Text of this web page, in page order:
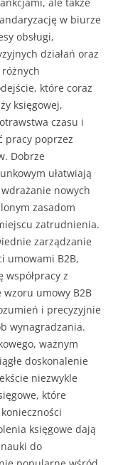
w biurze
obsługi,
działań oraz
które coraz
księgowej,
czasu i
pracy poprzez
Dobrze
ułatwiają
nowych
zasadom
zatrudnienia.
zarządzanie
umowami B2B,
współpracy z
umowy B2B
i precyzyjnie
wynagradzania.
ważnym
doskonalenie
niezwykle
które
księgowe dają
do